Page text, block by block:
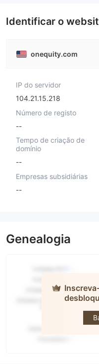
Identificar o
onequity.com
IP do servidor
104.21.15.218
Número de registo
--
Tempo de criação de
domínio
--
Empresas subsidiárias
--
Genealogia